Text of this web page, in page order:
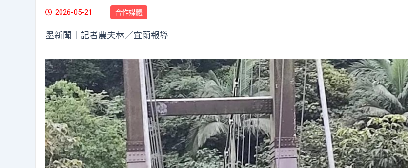
2026-05-21 合作媒體
墨新聞 ｜記者農夫林／宜蘭報導